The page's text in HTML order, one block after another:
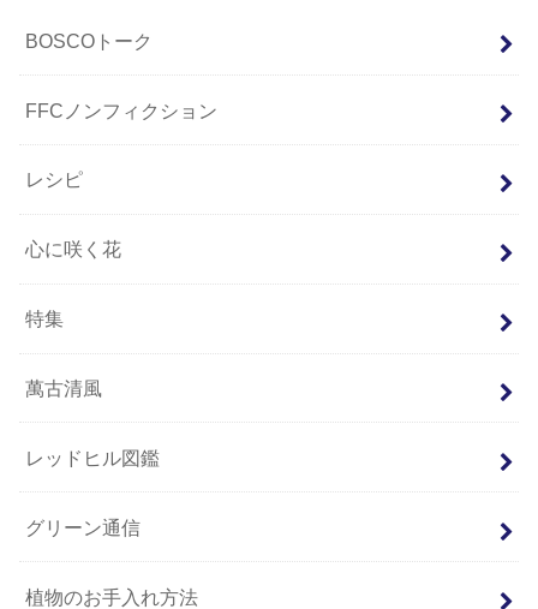
BOSCOトーク
FFCノンフィクション
レシピ
心に咲く花
特集
萬古清風
レッドヒル図鑑
グリーン通信
植物のお手入れ方法